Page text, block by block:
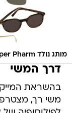
מותג נולד Erroca by Super Pharm משיקה מותג חדש
דרך המשי
בהשראת
משי רך,